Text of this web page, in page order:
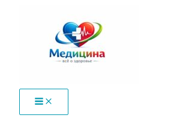
содержимому